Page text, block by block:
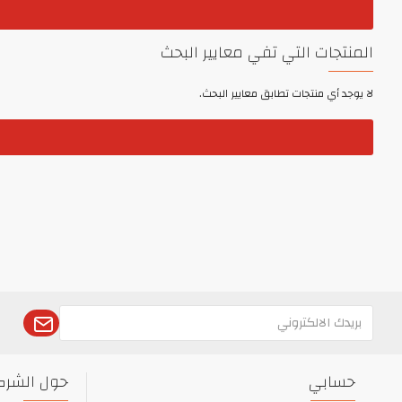
المنتجات التي تفي معايير البحث
لا يوجد أي منتجات تطابق معايير البحث.
حسابي حول